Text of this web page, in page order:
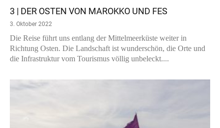
3 | DER OSTEN VON MAROKKO UND FES
3. Oktober 2022
Die Reise führt uns entlang der Mittelmeerküste weiter in
Richtung Osten. Die Landschaft ist wunderschön, die Orte und
die Infrastruktur vom Tourismus völlig unbeleckt....